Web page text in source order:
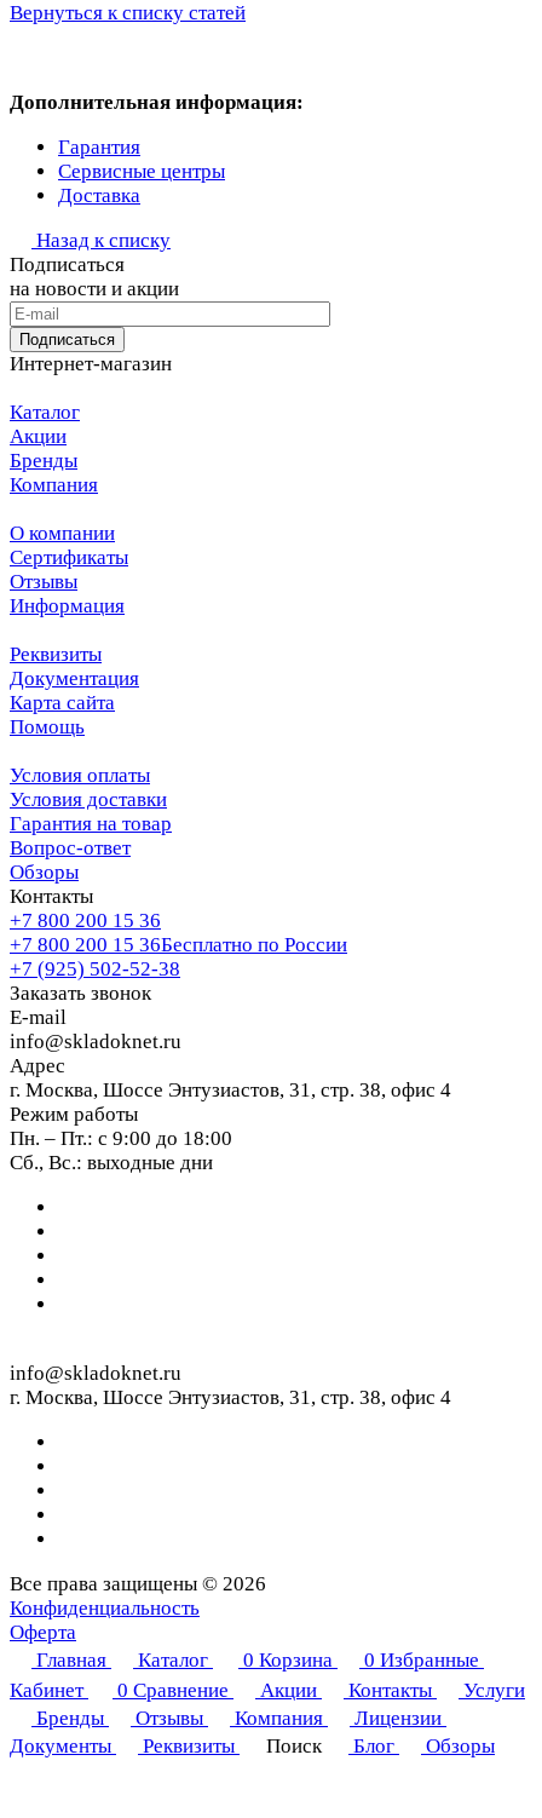
Вернуться к списку статей
Дополнительная информация:
Гарантия
Сервисные центры
Доставка
Назад к списку
Подписаться
на новости и акции
Подписаться
Интернет-магазин
Каталог
Акции
Бренды
Компания
О компании
Сертификаты
Отзывы
Информация
Реквизиты
Документация
Карта сайта
Помощь
Условия оплаты
Условия доставки
Гарантия на товар
Вопрос-ответ
Обзоры
Контакты
+7 800 200 15 36
+7 800 200 15 36Бесплатно по России
+7 (925) 502-52-38
Заказать звонок
E-mail
info@skladoknet.ru
Адрес
г. Москва, Шоссе Энтузиастов, 31, стр. 38, офис 4
Режим работы
Пн. – Пт.: с 9:00 до 18:00
Сб., Вс.: выходные дни
info@skladoknet.ru
г. Москва, Шоссе Энтузиастов, 31, стр. 38, офис 4
Все права защищены © 2026
Конфиденциальность
Оферта
Главная
Каталог 0 Корзина 0 Избранные
Кабинет
0 Сравнение Акции Контакты
Услуги
Бренды
Отзывы Компания
Лицензии
Документы
Реквизиты Поиск Блог Обзоры